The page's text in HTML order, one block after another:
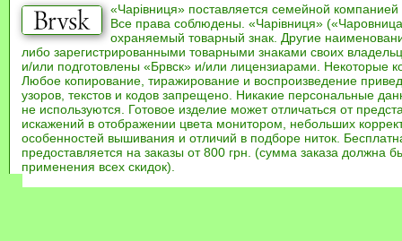
«Чарівниця» поставляется семейной компанией
Все права соблюдены. «Чарівниця»
охраняемый товарный знак. Другие
либо зарегистрированными товарными знаками своих
и/или подготовлены «Брвск» и/или лицензиарами. Некоторые
Любое копирование, тиражирование и воспроизведение
узоров, текстов и кодов запрещено. Никакие персональные
не используются. Готовое изделие может отличаться от
искажений в отображении цвета монитором, небольших
особенностей вышивания и отличий в подборе ниток.
предоставляется на заказы от 800 грн. (сумма заказа должна
применения всех скидок).